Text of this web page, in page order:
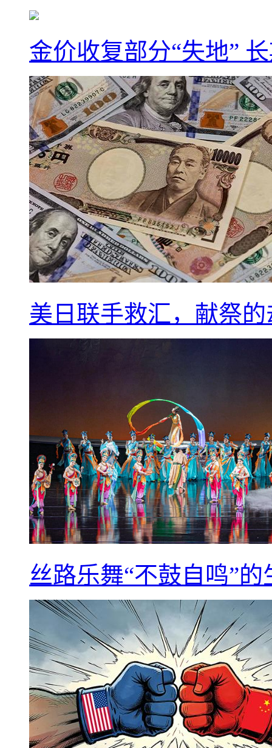
金价收复部分“失地”
美日联手救汇，献祭
丝路乐舞“不鼓自鸣”